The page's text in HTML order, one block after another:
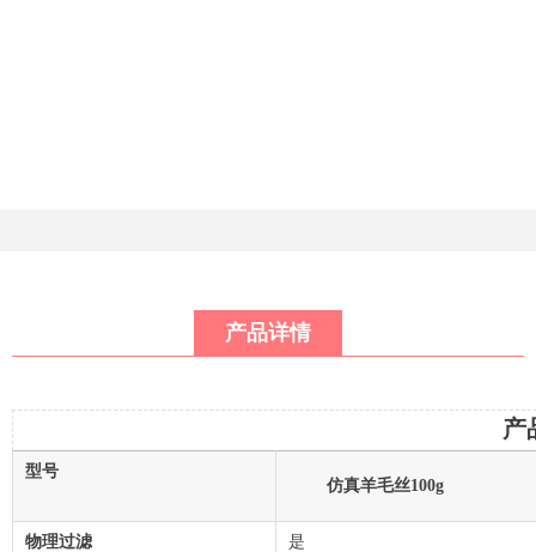
产品详情
产
型号
仿真羊毛丝100g
物理过滤 是